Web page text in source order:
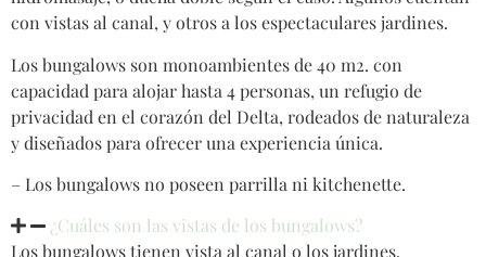
con vistas al canal, y otros a los espectaculares jardines.
Los bungalows son monoambientes de 40 m2. con
capacidad para alojar hasta 4 personas, un refugio de
privacidad en el corazón del Delta, rodeados de naturaleza
y diseñados para ofrecer una experiencia única.
– Los bungalows no poseen parrilla ni kitchenette.
¿Cuáles son las vistas de los bungalows?
Los bungalows tienen vista al canal o los jardines.